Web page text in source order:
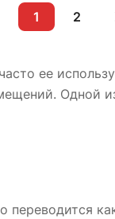
1 2
ее
Одной